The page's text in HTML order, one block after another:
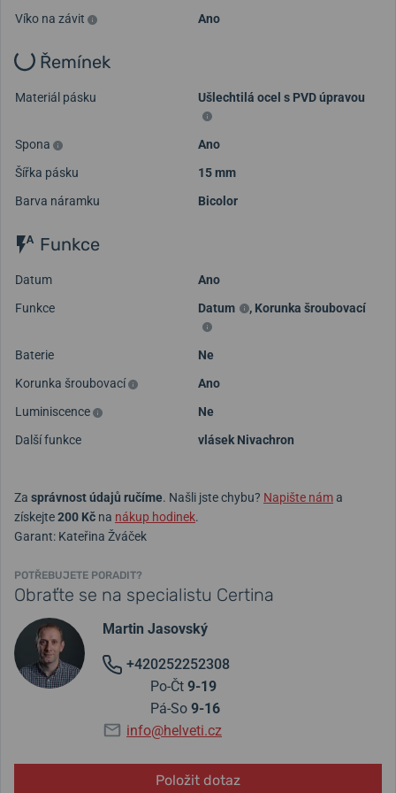
Víko na závit Ano
Řemínek
Materiál pásku Ušlechtilá ocel s PVD úpravou
Spona
Ano
Šířka pásku
15 mm
Barva náramku
Bicolor
Funkce
Datum
Ano
Funkce
Datum , Korunka šroubovací
Baterie
Ne
Korunka šroubovací
Ano
Luminiscence
Ne
Další funkce
vlásek Nivachron
Za správnost údajů ručíme. Našli jste chybu? Napište náma
získejte200 Kč na nákup hodinek.
Garant: Kateřina Žváček
POTŘEBUJETE PORADIT?
Obraťte se na specialistu Certina
Martin Jasovský
+420252252308
Po-Čt 9-19
Pá-So 9-16
info@helveti.cz
Položit dotaz